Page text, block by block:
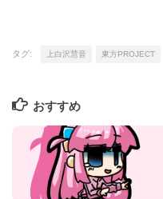
タグ: 上白沢慧音 東方PROJECT
おすすめ